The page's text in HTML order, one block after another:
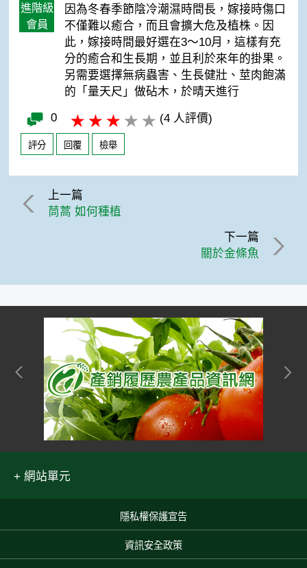
進階級
會員
因為冬春季節陰冷潮濕時間長，嫁接時傷口
不僅難以癒合，而且會擴大危及植株。因
此，嫁接時間最好選在3～10月，這樣有充
分的癒合和生長期，並且利於來年的掛果。
另需要選擇無病蟲害、生長健壯、莖肉飽滿
的「量天尺」做砧木，於晴天進行
0 (4 人評價)
評分 回覆 檢舉
上一篇
茼蒿 如何種植
下一篇
關於金條魚
網站單元
隱私權保護宣告
資訊安全政策